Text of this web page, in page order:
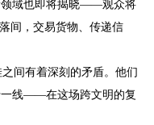
领域也即将揭晓——观众将
间，交易货物、传递信
间有着深刻的矛盾。他们
一线——在这场跨文明的复